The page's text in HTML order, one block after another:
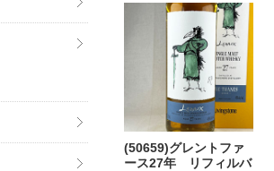
(50659)グレントファ
ース27年 リフィルバ